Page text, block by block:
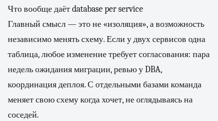
Что вообще даёт database per service
Главный смысл — это не «изоляция», а возможность
независимо менять схему. Если у двух сервисов одна
таблица, любое изменение требует согласования: пара
недель ожидания миграции, ревью у DBA,
координация деплоя. С отдельными базами команда
меняет свою схему когда хочет, не оглядываясь на
соседей.